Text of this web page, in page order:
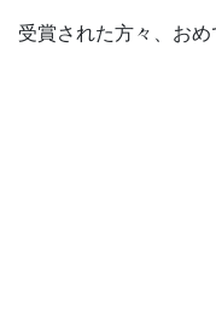
受賞された方々、おめ